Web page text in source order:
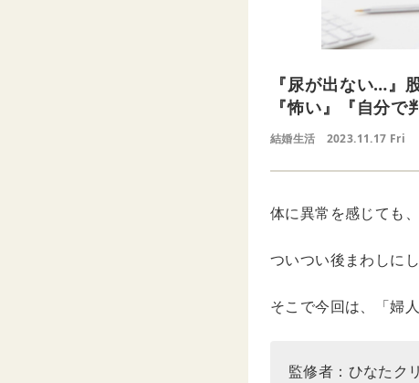
『尿が出ない…』
『怖い』『自分で
結婚生活 2023.11.17 Fri
体に異常を感じても
ついつい後まわしに
そこで今回は、「婦
監修者：ひなたク